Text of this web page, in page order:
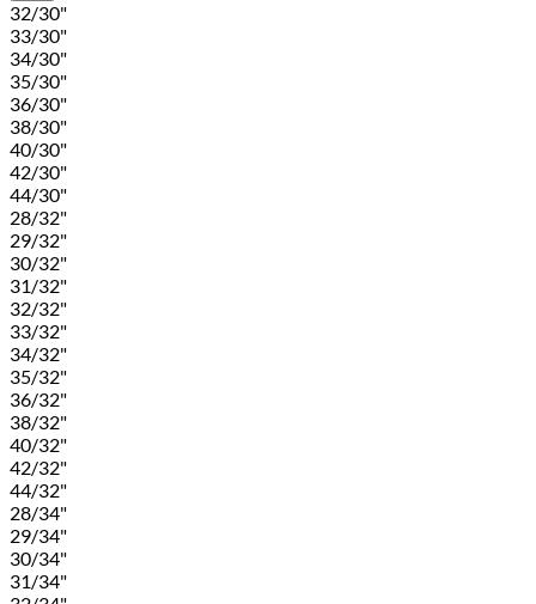
32/30"
33/30"
34/30"
35/30"
36/30"
38/30"
40/30"
42/30"
44/30"
28/32"
29/32"
30/32"
31/32"
32/32"
33/32"
34/32"
35/32"
36/32"
38/32"
40/32"
42/32"
44/32"
28/34"
29/34"
30/34"
31/34"